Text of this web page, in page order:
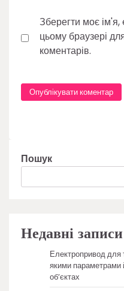
Зберегти моє
цьому браузері
коментарів.
Пошук
Недавні записи
Електропривод для
якими параметрами
об’єктах